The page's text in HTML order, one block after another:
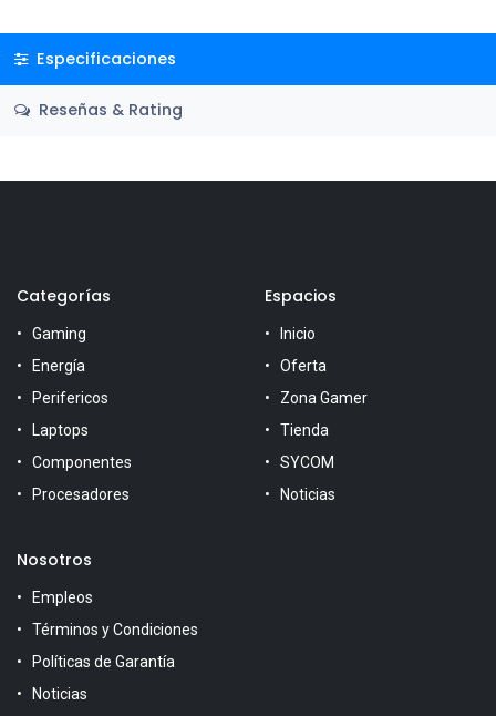
Especificaciones
Reseñas & Rating
Categorías
Gaming
Energía
Perifericos
Laptops
Componentes
Procesadores
Espacios
Inicio
Oferta
Zona Gamer
Tienda
SYCOM
Noticias
Nosotros
Empleos
Términos y Condiciones
Políticas de Garantía
Noticias